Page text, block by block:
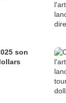
son